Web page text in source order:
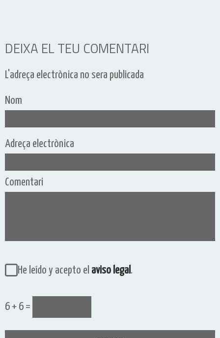
DEIXA EL TEU COMENTARI
L'adreça electrònica no sera publicada
Nom
Adreça electrònica
Comentari
He leído y acepto el aviso legal .
6 + 6 =